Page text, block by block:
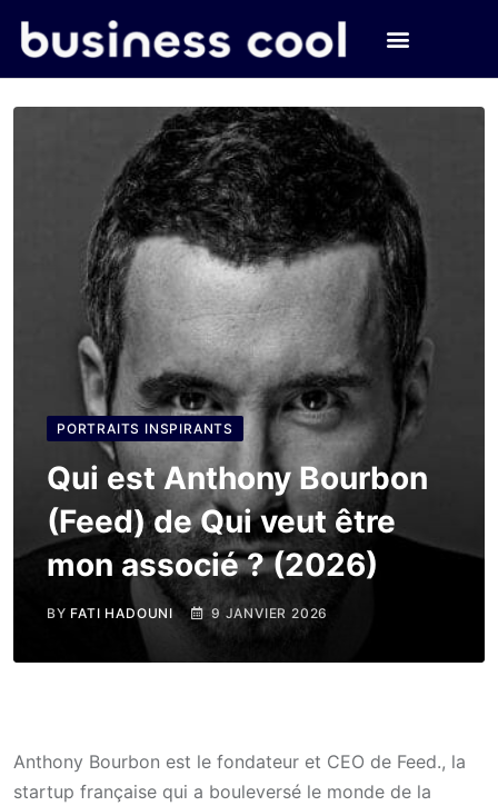
PORTRAITS INSPIRANTS
Qui est Anthony Bourbon
(Feed) de Qui veut être
mon associé ? (2026)
BY FATI HADOUNI 9 JANVIER 2026
Anthony Bourbon est le fondateur et CEO de Feed., la
startup française qui a bouleversé le monde de la